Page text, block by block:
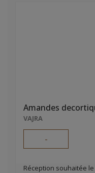
Amandes
VAJRA
-
Réception souhaitée le